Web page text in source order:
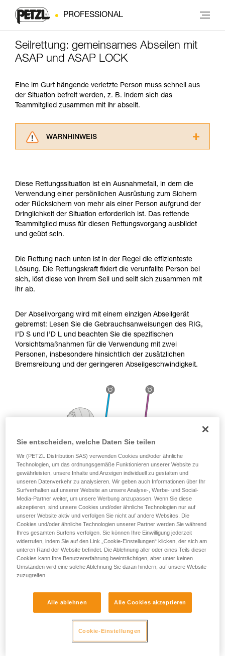
PROFESSIONAL
Seilrettung: gemeinsames Abseilen mit
ASAP und ASAP LOCK
Eine im Gurt hängende verletzte Person muss schnell aus
der Situation befreit werden, z. B. indem sich das
Teammitglied zusammen mit ihr abseilt.
WARNHINWEIS
ziehen. Um diese Zusatzinformationen
verstehen zu können, müssen Sie zuerst die in
der Gebrauchsanweisung enthaltenen
Informationen richtig verstanden haben.
Die Beherrschung dieser Techniken setzt eine
entsprechende Ausbildung und ein spezielles
einem Profi, ob Sie in der Lage sind, den
Vorgang alleine sicher zu wiederholen, bevor
Sie ihn eigenständig durchführen.
beschrieben werden.
Diese Rettungssituation ist ein Ausnahmefall, in dem die
Verwendung einer persönlichen Ausrüstung zum Sichern
oder Rücksichern von mehr als einer Person aufgrund der
Dringlichkeit der Situation erforderlich ist. Das rettende
Teammitglied muss für diesen Rettungsvorgang ausbildet
und geübt sein.
Die Rettung nach unten ist in der Regel die effizienteste
Lösung. Die Rettungskraft fixiert die verunfallte Person bei
sich, löst diese von ihrem Seil und seilt sich zusammen mit
ihr ab.
Der Abseilvorgang wird mit einem einzigen Abseilgerät
gebremst: Lesen Sie die Gebrauchsanweisungen des RIG,
I’D S und I’D L und beachten Sie die spezifischen
Vorsichtsmaßnahmen für die Verwendung mit zwei
Personen, insbesondere hinsichtlich der zusätzlichen
Bremsreibung und der geringeren Abseilgeschwindigkeit.
Sie entscheiden, welche Daten Sie teilen
Wir (PETZL Distribution SAS) verwenden Cookies und/oder ähnliche
Technologien, um das ordnungsgemäße Funktionieren unserer Website zu
gewährleisten, unsere Inhalte und Anzeigen individuell zu gestalten und
unseren Datenverkehr zu analysieren. Wir geben auch Informationen über Ihr
Surfverhalten auf unserer Website an unsere Analyse-, Werbe- und Social-
Media-Partner weiter, um unsere Werbung anzupassen. Wenn Sie diese
akzeptieren, sind unsere Cookies und/oder ähnliche Technologien nur auf
unserer Website aktiv und verfolgen Sie nicht auf andere Websites. Die
Cookies und/oder ähnliche Technologien unserer Partner werden Sie während
Ihres gesamten Surfens verfolgen. Sie können Ihre Einwilligung jederzeit
widerrufen, indem Sie auf den Link „Cookie-Einstellungen“ klicken, der sich am
unteren Rand der Website befindet. Die Ablehnung aller oder eines Teils dieser
Cookies kann Ihre Benutzererfahrung beeinträchtigen, aber unter keinen
Umständen wird eine solche Ablehnung Sie daran hindern, auf unsere Website
zuzugreifen.
Alle ablehnen Alle Cookies akzeptieren
Cookie-Einstellungen